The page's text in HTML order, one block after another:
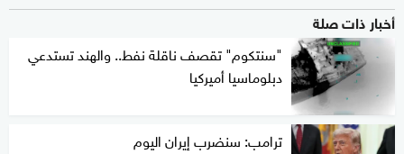
أخبار ذات صلة
"سنتكوم" تقصف ناقلة نفط.. والهند تستدعي
دبلوماسيا أميركيا
ترامب: سنضرب إيران اليوم